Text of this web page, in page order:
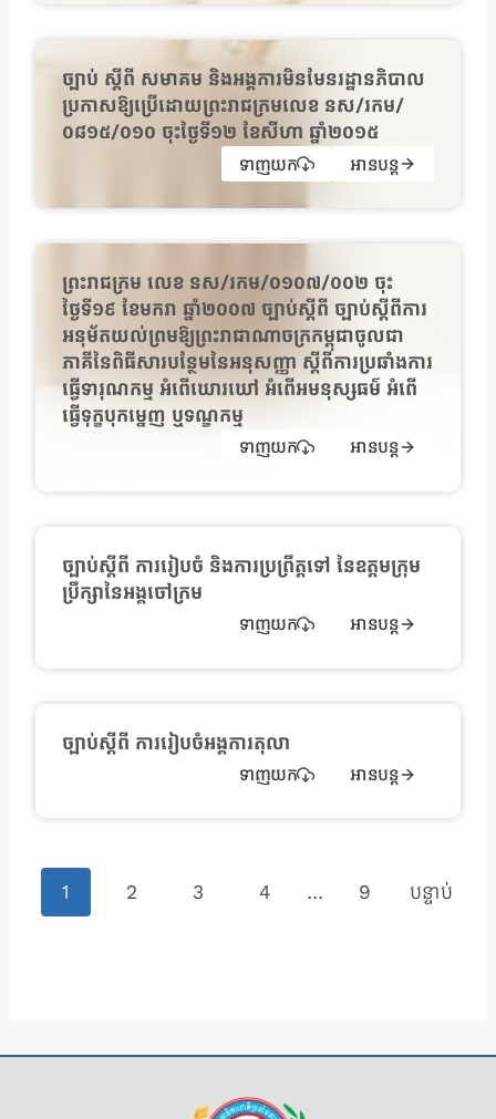
ច្បាប់ ស្ដីពី សមាគម និងអង្គការមិនមែនរដ្ឋានភិបាល
ប្រកាសឱ្យប្រើដោយព្រះរាជក្រមលេខ នស/រកម/
០៨១៥/០១០ ចុះថ្ងៃទី១២ ខែសីហា ឆ្នាំ២០១៥
ទាញយក អានបន្ត
ព្រះរាជក្រម លេខ នស/រកម/០១០៧/០០២ ចុះ
ថ្ងៃទី១៩ ខែមករា ឆ្នាំ២០០៧ ច្បាប់ស្ដីពី ច្បាប់ស្តីពីការ
អនុម័តយល់ព្រមឱ្យព្រះរាជាណាចក្រកម្ពុជាចូលជា
ភាគីនៃពិធីសារបន្ថែមនៃអនុសញ្ញា ស្តីពីការប្រឆាំងការ
ធ្វើទារុណកម្ម អំពើឃោរឃៅ អំពើអមនុស្សធម៌ អំពើ
ធ្វើទុក្ខបុកម្នេញ ឬទណ្ឌកម្ម
ទាញយក អានបន្ត
ច្បាប់ស្តីពី ការរៀបចំ និងការប្រព្រឹត្តទៅ នៃឧត្តមក្រុម
ប្រឹក្សានៃអង្គចៅក្រម
ទាញយក អានបន្ត
ច្បាប់ស្ដីពី ការរៀបចំអង្គការតុលា
ទាញយក អានបន្ត
O
S
1 2 3 4 … 9 បន្ទាប់